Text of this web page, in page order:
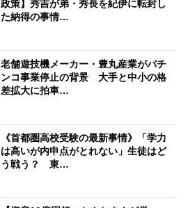
政策】秀吉が弟・秀長を紀伊に転封し
た納得の事情…
老舗遊技機メーカー・豊丸産業がパチ
ンコ事業停止の背景 大手と中小の格
差拡大に拍車…
《首都圏高校受験の最新事情》「学力
は高いが内申点がとれない」生徒はど
う戦う？ 東…